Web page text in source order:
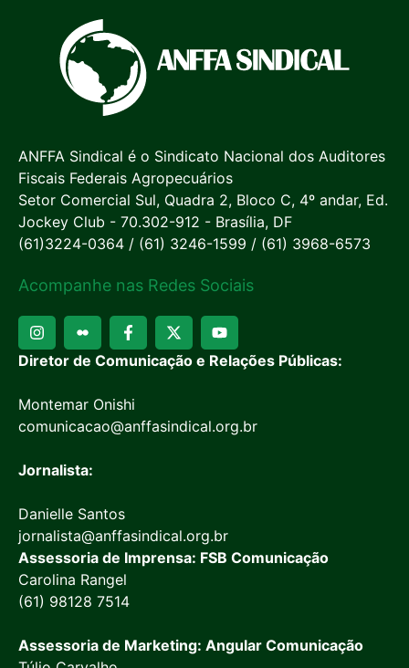
ANFFA Sindical é o Sindicato Nacional dos Auditores
Fiscais Federais Agropecuários
Setor Comercial Sul, Quadra 2, Bloco C, 4º andar, Ed.
Jockey Club - 70.302-912 - Brasília, DF
(61)3224-0364 / (61) 3246-1599 / (61) 3968-6573
Acompanhe nas Redes Sociais
Diretor de Comunicação e Relações Públicas:
Montemar Onishi
comunicacao@anffasindical.org.br
Jornalista:
Danielle Santos
jornalista@anffasindical.org.br
Assessoria de Imprensa: FSB Comunicação
Carolina Rangel
(61) 98128 7514
Assessoria de Marketing: Angular Comunicação